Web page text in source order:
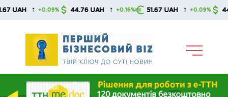
Skip
↑ +0.09% 44.76 UAH ↑ +0.16% 51.67 UAH ↑ +0.09% 44.76